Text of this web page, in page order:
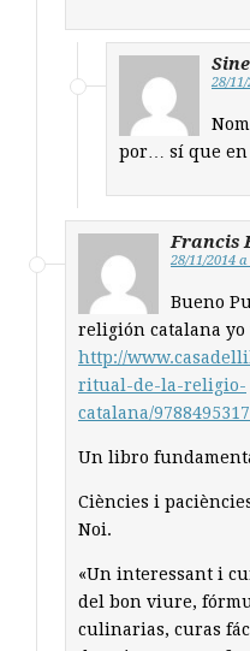
28/
por… sí que en
Francis
28/11/2014 a
Bueno
religión catalana
http://
ritual-de-la-religio-
catalana/
Un libro
Ciències i
Noi.
«Un interessant i
del bon viure,
culinarias, curas